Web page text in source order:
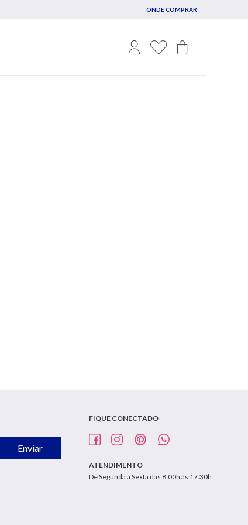
ONDE COMPRAR
Enviar
FIQUE CONECTADO
ATENDIMENTO
De Segunda à Sexta das 8:00h às 17:30h